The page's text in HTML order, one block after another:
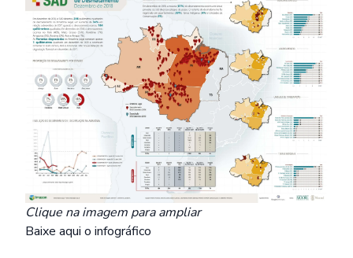
Clique na imagem para ampliar
Baixe aqui o infográfico